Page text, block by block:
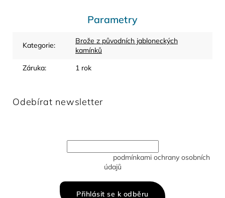
Parametry
Kategorie:
Brože z původních jabloneckých
kamínků
Záruka: 1 rok
Odebírat newsletter
podmínkami ochrany osobních
údajů
Přihlásit se k odběru